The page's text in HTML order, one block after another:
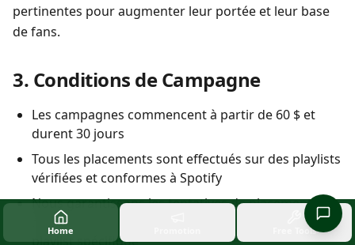
pertinentes pour augmenter leur portée et leur base
de fans.
3. Conditions de Campagne
Les campagnes commencent à partir de 60 $ et
durent 30 jours
Tous les placements sont effectués sur des playlists
vérifiées et conformes à Spotify
Nous garantissons les tentatives de placement
mais ne pouvons garantir l'acceptation par une
playlist spécifique
Home Free Tools